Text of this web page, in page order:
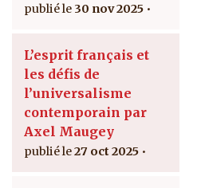
30 nov 2025
L’esprit français et
les défis de
l’universalisme
contemporain par
Axel Maugey
27 oct 2025